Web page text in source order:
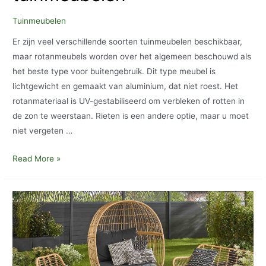
Tuinmeubelen
Er zijn veel verschillende soorten tuinmeubelen beschikbaar,
maar rotanmeubels worden over het algemeen beschouwd als
het beste type voor buitengebruik. Dit type meubel is
lichtgewicht en gemaakt van aluminium, dat niet roest. Het
rotanmateriaal is UV-gestabiliseerd om verbleken of rotten in
de zon te weerstaan. Rieten is een andere optie, maar u moet
niet vergeten …
Verschillende
Read More »